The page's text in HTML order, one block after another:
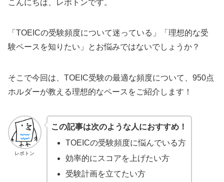
こんにちは、レポトンです。
「TOEICの受験頻度について迷っている」「理想的な受
験ペースを知りたい」とお悩みではないでしょうか？
そこで今回は、TOEIC受験の最適な頻度について、950点
ホルダーが教える理想的なペースをご紹介します！
レポトン
この記事は次のような人におすすめ！
TOEICの受験頻度に悩んでいる方
効率的にスコアを上げたい方
受験計画を立てたい方